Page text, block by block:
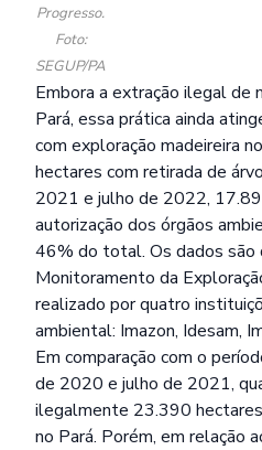
Progresso.
Foto:
SEGUP/PA
Embora a extração ilegal de
Pará, essa prática ainda
com exploração madeireira
hectares com retirada de
2021 e julho de 2022,
autorização dos órgãos
46% do total. Os dados são
Monitoramento da
realizado por quatro
ambiental: Imazon, Idesam,
Em comparação com o
de 2020 e julho de 2021,
ilegalmente 23.390
no Pará. Porém, em relação